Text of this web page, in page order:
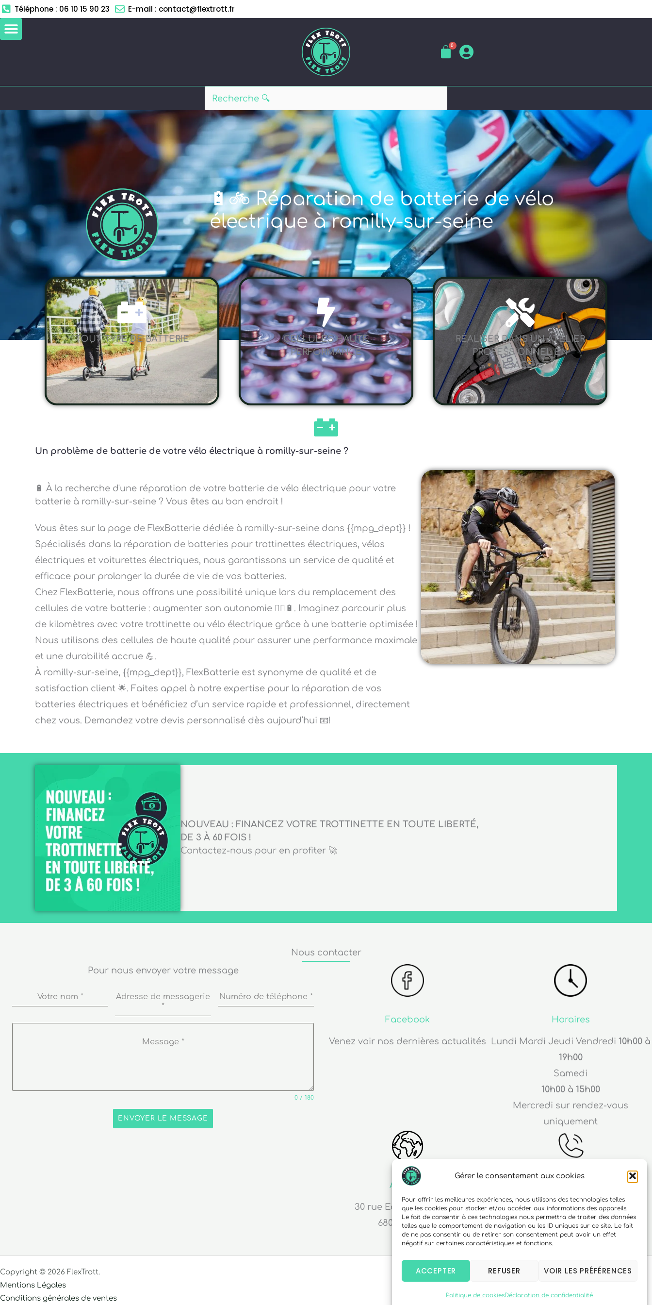
Gérer le consentement aux cookies
Pour offrir les meilleures expériences, nous utilisons des technologies telles
que les cookies pour stocker et/ou accéder aux informations des appareils.
Le fait de consentir à ces technologies nous permettra de traiter des données
telles que le comportement de navigation ou les ID uniques sur ce site. Le fait
de ne pas consentir ou de retirer son consentement peut avoir un effet
négatif sur certaines caractéristiques et fonctions.
ACCEPTER REFUSER VOIR LES PRÉFÉRENCES
Politique de cookiesDéclaration de confidentialité
Aller
au
contenu
Téléphone : 06 10 15 90 23 E-mail : contact@flextrott.fr
🔋🚲 Réparation de batterie de vélo
électrique à romilly-sur-seine
TOUT TYPE DE BATTERIE
CELLULES HAUTE
PERFORMANCE
RÉALISER DANS UN ATELIER
PROFESSIONNEL EN
ALSACE 🥨
Un problème de batterie de votre vélo électrique à romilly-sur-seine ?
🔋 À la recherche d'une réparation de votre batterie de vélo électrique pour votre
batterie à romilly-sur-seine ? Vous êtes au bon endroit !
Vous êtes sur la page de FlexBatterie dédiée à romilly-sur-seine dans {{mpg_dept}} !
Spécialisés dans la réparation de batteries pour trottinettes électriques, vélos
électriques et voiturettes électriques, nous garantissons un service de qualité et
efficace pour prolonger la durée de vie de vos batteries.
Chez FlexBatterie, nous offrons une possibilité unique lors du remplacement des
cellules de votre batterie : augmenter son autonomie 🚴‍♂️🔋. Imaginez parcourir plus
de kilomètres avec votre trottinette ou vélo électrique grâce à une batterie optimisée !
Nous utilisons des cellules de haute qualité pour assurer une performance maximale
et une durabilité accrue 💪.
À romilly-sur-seine, {{mpg_dept}}, FlexBatterie est synonyme de qualité et de
satisfaction client 🌟. Faites appel à notre expertise pour la réparation de vos
batteries électriques et bénéficiez d’un service rapide et professionnel, directement
chez vous. Demandez votre devis personnalisé dès aujourd’hui 📧!
NOUVEAU : FINANCEZ VOTRE TROTTINETTE EN TOUTE LIBERTÉ,
DE 3 À 60 FOIS !
Contactez-nous pour en profiter 🚀
Nous contacter
Pour nous envoyer votre message
Votre nom *
Adresse de messagerie
*
Numéro de téléphone *
Message *
0 / 180
ENVOYER LE MESSAGE
Facebook
Venez voir nos dernières actualités
Horaires
Lundi Mardi Jeudi Vendredi 10h00 à
19h00
Samedi
10h00 à 15h00
Mercredi sur rendez-vous
uniquement
Adresse
30 rue Edouard Richard
68000 Colmar
06 10 15 90 23
Copyright © 2026 FlexTrott.
Mentions Légales
Conditions générales de ventes